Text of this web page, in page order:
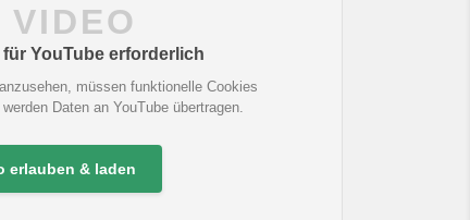
VIDEO
YouTube erforderlich
müssen funktionelle Cookies
Daten an YouTube übertragen.
erlauben & laden